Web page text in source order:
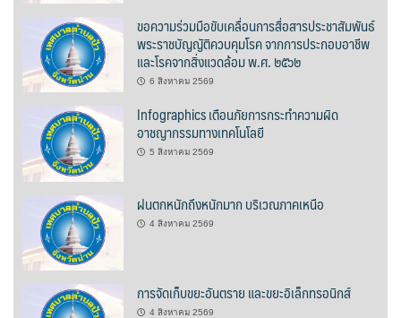
นาไผ่ปัววิว
บวกบัววิวรีสอร์ท
บ้านกังหัน @ ปัวคอทเทจ
บ้านต้นคูณ
บ้านนาโฮมสเตย์
บ้านปัว ปลายนา
บ้านพักชมดอย
บ้านยลญภา
ขอความร่วมมือขับเคลื่อนการสื่อสารประชาสัมพันธ์
พระราชบัญญัติควบคุมโรค จากการประกอบอาชีพ
และโรคจากสิ่งแวดล้อม พ.ศ. ๒๕๖๒
6 สิงหาคม 2569
Infographics เตือนภัยการกระทำความผิด
อาชญากรรมทางเทคโนโลยี
5 สิงหาคม 2569
ฝนตกหนักถึงหนักมาก บริเวณภาคเหนือ
4 สิงหาคม 2569
การจัดเก็บขยะอันตราย และขยะอิเล็กทรอนิกส์
4 สิงหาคม 2569